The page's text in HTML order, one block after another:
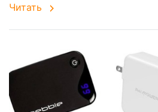
Читать